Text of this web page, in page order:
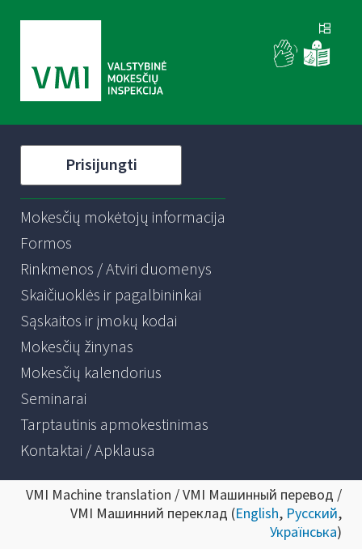
Prisijungti
Mokesčių mokėtojų informacija
Formos
Rinkmenos / Atviri duomenys
Skaičiuoklės ir pagalbininkai
Sąskaitos ir įmokų kodai
Mokesčių žinynas
Mokesčių kalendorius
Seminarai
Tarptautinis apmokestinimas
Kontaktai / Apklausa
VMI Machine translation / VMI Машинный перевод /
VMI Машинний переклад (English, Русский,
Українська)